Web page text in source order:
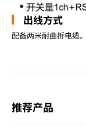
出线方式
配备两米耐曲折电缆。
推荐产品